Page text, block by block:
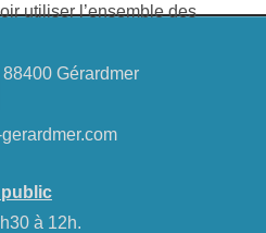
Gérardmer
à 12h.
utiliser l’ensemble des